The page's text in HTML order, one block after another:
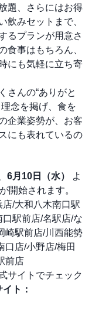
題、さらにはお得
飲みセットまで、
るプランが用意さ
食事はもちろん、
にも気軽に立ち寄
さんの“ありがと
念を掲げ、食を
企業姿勢が、お客
にも表れているの
6月10日（水）
よ
開始されます。
/大和八木南口駅
駅前店/名駅店/な
崎駅前店/川西能勢
口店/小野店/梅田
前店
サイトでチェック
ト：